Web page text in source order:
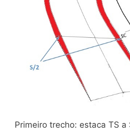
Primeiro trecho: estaca TS a